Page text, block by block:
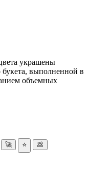
украшены
выполненной в
объемных
🚀 ⭐ 💩